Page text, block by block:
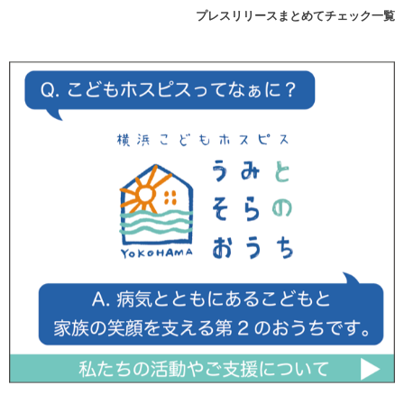
プレスリリースまとめてチェック一覧